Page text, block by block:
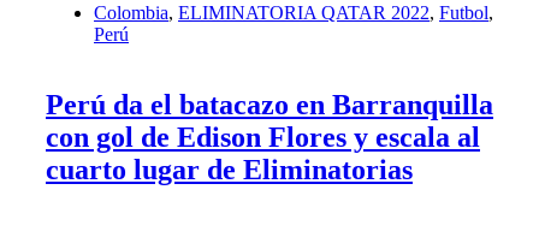
Colombia, ELIMINATORIA QATAR 2022, Futbol,
Perú
Perú da el batacazo en Barranquilla
con gol de Edison Flores y escala al
cuarto lugar de Eliminatorias